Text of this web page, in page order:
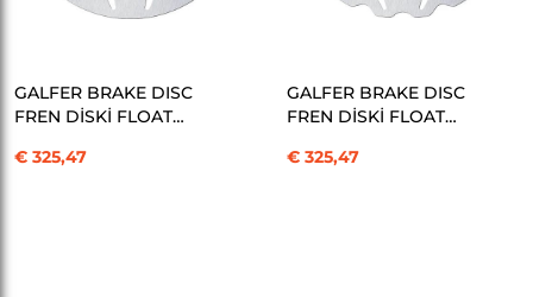
GALFER BRAKE DISC
FREN DİSKİ FLOAT
€ 325,47
GALFER BRAKE DISC
FREN DİSKİ FLOAT
€ 325,47